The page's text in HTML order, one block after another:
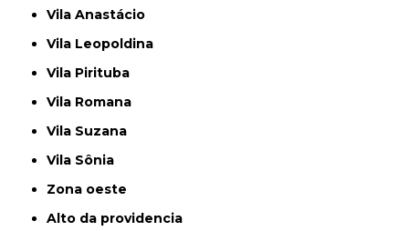
Vila Anastácio
Vila Leopoldina
Vila Pirituba
Vila Romana
Vila Suzana
Vila Sônia
Zona oeste
alto da providencia